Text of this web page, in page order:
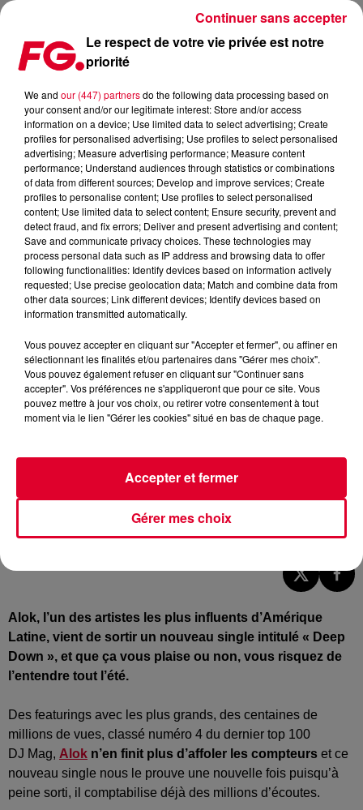
ALOK REPREND DES CLASSIQUES DE LA HOUSE AVEC "DEEP
Publié : 22 juin 2022 à 18h20 par Jean-Baptiste BLANDIN
Alok, l’un des artistes les plus influents d’Amérique
Latine, vient de sortir un nouveau single intitulé « Deep
Down », et que ça vous plaise ou non, vous risquez de
l’entendre tout l’été.
Des featurings avec les plus grands, des centaines de
millions de vues, classé numéro 4 du dernier top 100
DJ Mag, Alok n’en finit plus d’affoler les compteurs et ce
nouveau single nous le prouve une nouvelle fois puisqu’à
peine sorti, il comptabilise déjà des millions d’écoutes.
Le respect de votre vie privée est notre
priorité
We and our (447) partnersdo the following data processing based on
your consent and/or our legitimate interest: Store and/or access
information on a device; Use limited data to select advertising; Create
profiles for personalised advertising; Use profiles to select personalised
advertising; Measure advertising performance; Measure content
performance; Understand audiences through statistics or combinations
of data from different sources; Develop and improve services; Create
profiles to personalise content; Use profiles to select personalised
content; Use limited data to select content; Ensure security, prevent and
detect fraud, and fix errors; Deliver and present advertising and content;
Save and communicate privacy choices. These technologies may
process personal data such as IP address and browsing data to offer
following functionalities: Identify devices based on information actively
requested; Use precise geolocation data; Match and combine data from
other data sources; Link different devices; Identify devices based on
information transmitted automatically.
Vous pouvez accepter en cliquant sur "Accepter et fermer", ou affiner en
sélectionnant les finalités et/ou partenaires dans "Gérer mes choix".
Vous pouvez également refuser en cliquant sur "Continuer sans
accepter". Vos préférences ne s'appliqueront que pour ce site. Vous
pouvez mettre à jour vos choix, ou retirer votre consentement à tout
moment via le lien "Gérer les cookies" situé en bas de chaque page.
Gérer mes choix
Accepter et fermer
Continuer sans accepter